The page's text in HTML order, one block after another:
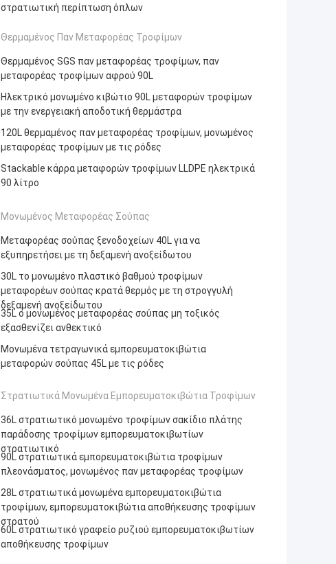
στρατιωτική περίπτωση όπλων
Θερμαμένος Παν Μεταφορέας Τροφίμων
Θερμαμένος SGS παν μεταφορέας τροφίμων, παν
μεταφορέας τροφίμων αφρού 90L
Ηλεκτρικό μονωμένο κιβώτιο 90L μεταφορών τροφίμων
με την ενεργειακή αποδοτική θερμάστρα
120L θερμαμένος παν μεταφορέας τροφίμων, μονωμένος
μεταφορέας τροφίμων με τις ρόδες
Stackable κάρρα μεταφορών τροφίμων LLDPE ηλεκτρικά
90 λίτρο
Μονωμένος Μεταφορέας Σούπας
Μεταφορέας σούπας ξενοδοχείων 40L για να
εξυπηρετήσει με τη δεξαμενή ανοξείδωτου
30L το μονωμένο πλαστικό βαθμού τροφίμων
μεταφορέων σούπας κρατά θερμός με τη στρογγυλή
δεξαμενή ανοξείδωτου
35L ο μονωμένος μεταφορέας σούπας μη τοξικός
εξασθενίζει ανθεκτικό
Μονωμένα τετραγωνικά εμπορευματοκιβώτια
μεταφορών σούπας 45L με τις ρόδες
Στρατιωτικά Μονωμένα Εμπορευματοκιβώτια Τροφίμων
36L στρατιωτικό μονωμένο τροφίμων σακίδιο πλάτης
παράδοσης τροφίμων εμπορευματοκιβωτίων
στρατιωτικό
90L στρατιωτικά εμπορευματοκιβώτια τροφίμων
πλεονάσματος, μονωμένος παν μεταφορέας τροφίμων
28L στρατιωτικά μονωμένα εμπορευματοκιβώτια
τροφίμων, εμπορευματοκιβώτια αποθήκευσης τροφίμων
στρατού
60L στρατιωτικό γραφείο ρυζιού εμπορευματοκιβωτίων
αποθήκευσης τροφίμων